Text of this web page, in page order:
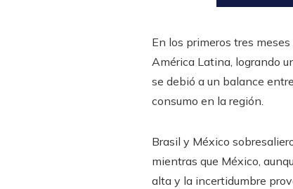
En los primeros tres
América Latina, logrando
se debió a un balance
consumo en la región.
Brasil y México
mientras que México,
alta y la incertidumbre